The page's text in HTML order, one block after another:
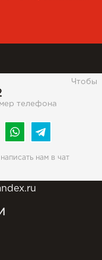
Чтобы
телефона
нам в чат